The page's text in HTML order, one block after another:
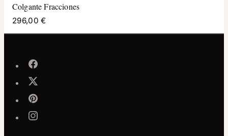
Colgante Fracciones
296,00 €